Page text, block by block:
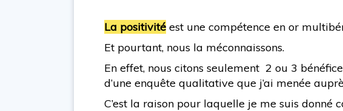
La positivité est une compétence en or
Et pourtant, nous la méconnaissons.
En effet, nous citons seulement 2 ou 3
d’une enquête qualitative que j’ai menée
C’est la raison pour laquelle je me suis